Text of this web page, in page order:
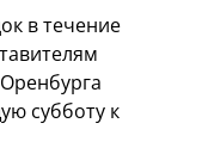
в течение
субботу к